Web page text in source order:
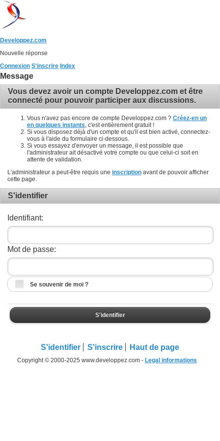
Developpez.com
Nouvelle réponse
Connexion S'inscrire Index
Message
Vous devez avoir un compte Developpez.com et être
connecté pour pouvoir participer aux discussions.
Vous n'avez pas encore de compte Developpez.com ? Créez-en un
en quelques instants , c'est entièrement gratuit !
Si vous disposez déjà d'un compte et qu'il est bien activé, connectez-
vous à l'aide du formulaire ci-dessous.
Si vous essayez d'envoyer un message, il est possible que
l'administrateur ait désactivé votre compte ou que celui-ci soit en
attente de validation.
L'administrateur a peut-être requis une inscription avant de pouvoir afficher
cette page.
S'identifier
Identifiant:
Mot de passe:
Se souvenir de moi ?
S'identifier
S'identifier S'inscrire Haut de page
Copyright © 2000-2025 www.developpez.com - Legal informations